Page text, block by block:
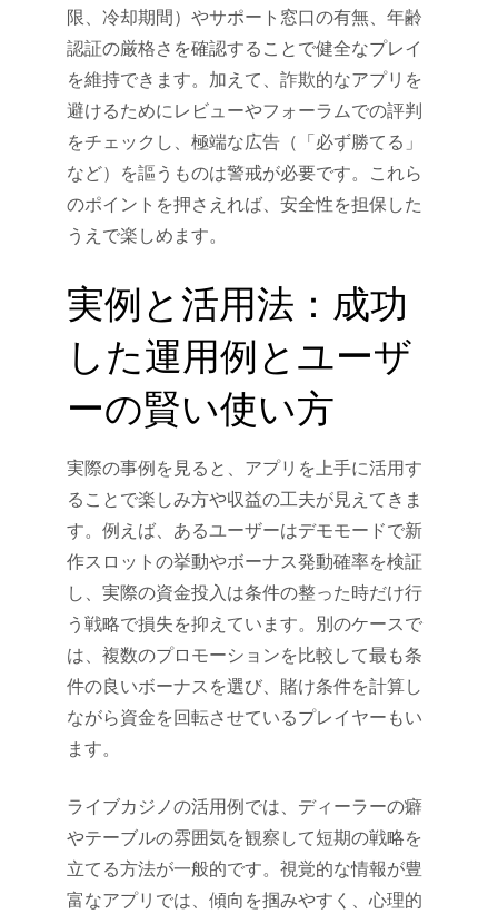
限、冷却期間）やサポート窓口の有無、年齢
認証の厳格さを確認することで健全なプレイ
を維持できます。加えて、詐欺的なアプリを
避けるためにレビューやフォーラムでの評判
をチェックし、極端な広告（「必ず勝てる」
など）を謳うものは警戒が必要です。これら
のポイントを押さえれば、安全性を担保した
うえで楽しめます。
実例と活用法：成功
した運用例とユーザ
ーの賢い使い方
実際の事例を見ると、アプリを上手に活用す
ることで楽しみ方や収益の工夫が見えてきま
す。例えば、あるユーザーはデモモードで新
作スロットの挙動やボーナス発動確率を検証
し、実際の資金投入は条件の整った時だけ行
う戦略で損失を抑えています。別のケースで
は、複数のプロモーションを比較して最も条
件の良いボーナスを選び、賭け条件を計算し
ながら資金を回転させているプレイヤーもい
ます。
ライブカジノの活用例では、ディーラーの癖
やテーブルの雰囲気を観察して短期の戦略を
立てる方法が一般的です。視覚的な情報が豊
富なアプリでは、傾向を掴みやすく、心理的